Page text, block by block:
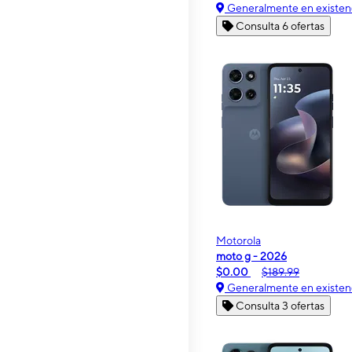
Generalmente en
Consulta 6 ofertas
Motorola
moto g - 2026
$0.00
$189.99
Generalmente en
Consulta 3 ofertas